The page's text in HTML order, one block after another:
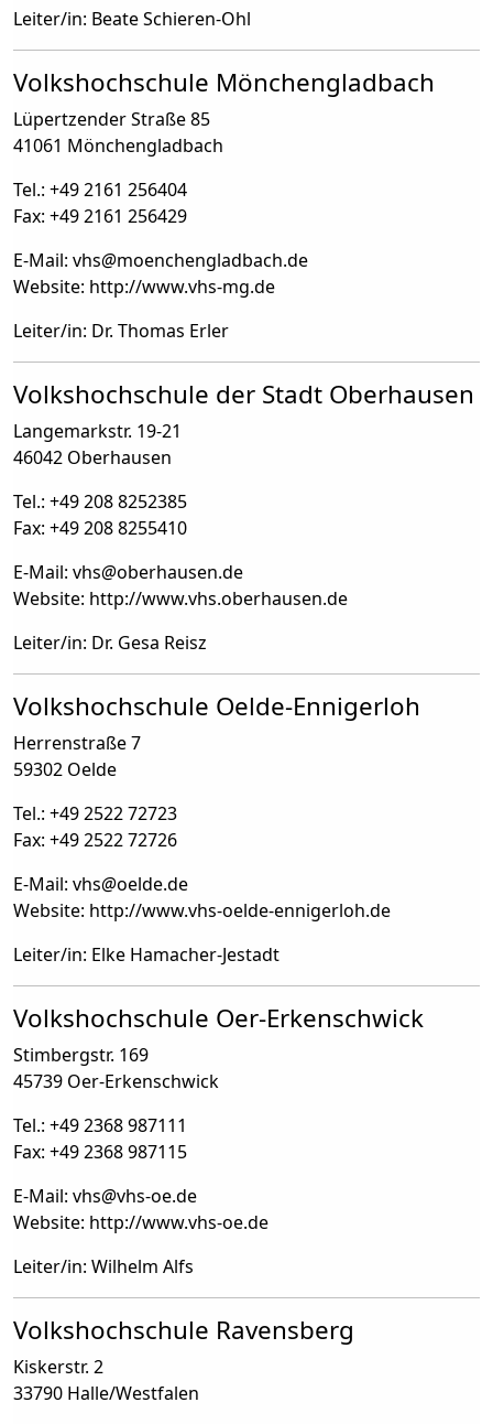
Leiter/in: Beate Schieren-Ohl
Volkshochschule Mönchengladbach
Lüpertzender Straße 85
41061 Mönchengladbach
Tel.: +49 2161 256404
Fax: +49 2161 256429
E-Mail: vhs@moenchengladbach.de
Website: http://www.vhs-mg.de
Leiter/in: Dr. Thomas Erler
Volkshochschule der Stadt Oberhausen
Langemarkstr. 19-21
46042 Oberhausen
Tel.: +49 208 8252385
Fax: +49 208 8255410
E-Mail: vhs@oberhausen.de
Website: http://www.vhs.oberhausen.de
Leiter/in: Dr. Gesa Reisz
Volkshochschule Oelde-Ennigerloh
Herrenstraße 7
59302 Oelde
Tel.: +49 2522 72723
Fax: +49 2522 72726
E-Mail: vhs@oelde.de
Website: http://www.vhs-oelde-ennigerloh.de
Leiter/in: Elke Hamacher-Jestadt
Volkshochschule Oer-Erkenschwick
Stimbergstr. 169
45739 Oer-Erkenschwick
Tel.: +49 2368 987111
Fax: +49 2368 987115
E-Mail: vhs@vhs-oe.de
Website: http://www.vhs-oe.de
Leiter/in: Wilhelm Alfs
Volkshochschule Ravensberg
Kiskerstr. 2
33790 Halle/Westfalen